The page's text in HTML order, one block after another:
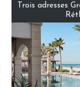
Trois adresses